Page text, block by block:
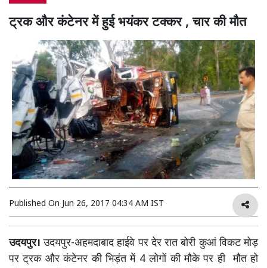
ट्रक और कंटेनर में हुई भयंकर टक्कर , चार की मौत
Published On Jun 26, 2017 04:34 AM IST
उदयपुर। उदयपुर-अहमदाबाद हाईवे पर देर रात बोरी कुआं विकट मोड़
पर ट्रक और कंटेनर की भिड़ंत में 4 लोगों की मौके पर ही मौत हो